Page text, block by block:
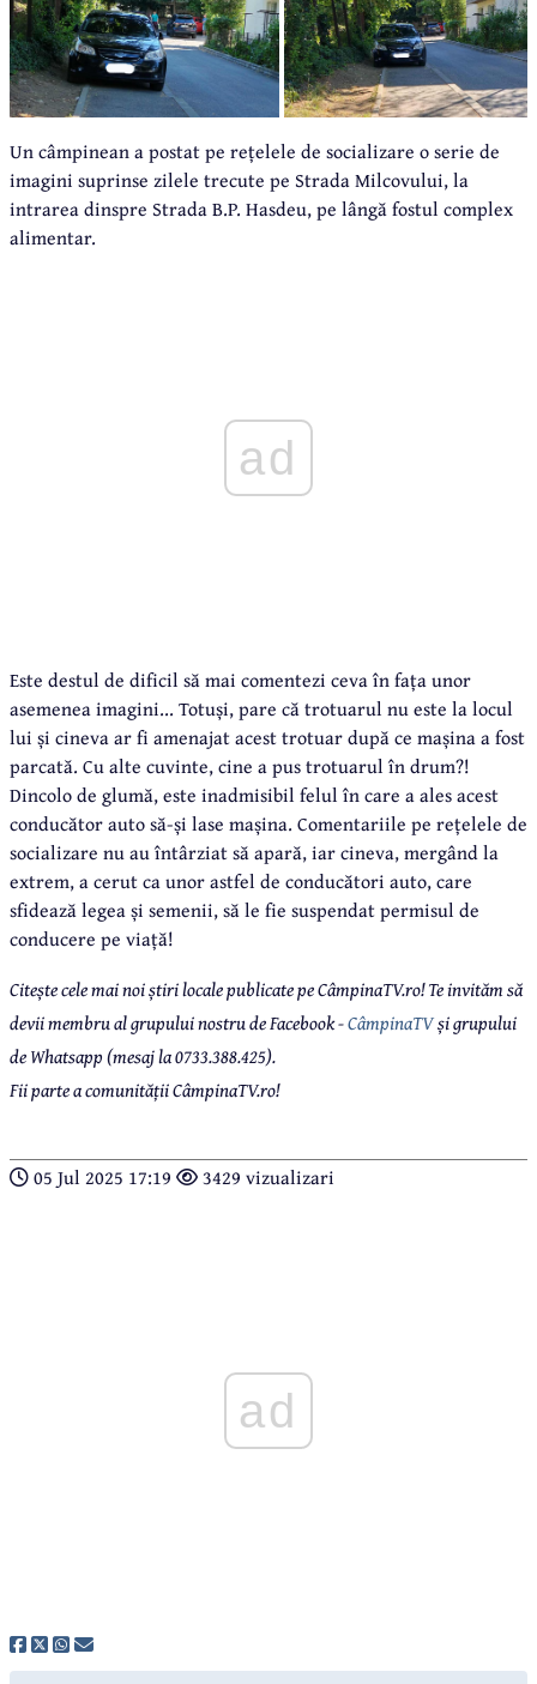
Un câmpinean a postat pe rețelele de socializare o serie de
imagini suprinse zilele trecute pe Strada Milcovului, la
intrarea dinspre Strada B.P. Hasdeu, pe lângă fostul complex
alimentar.
ad
Este destul de dificil să mai comentezi ceva în fața unor
asemenea imagini... Totuși, pare că trotuarul nu este la locul
lui și cineva ar fi amenajat acest trotuar după ce mașina a fost
parcată. Cu alte cuvinte, cine a pus trotuarul în drum?!
Dincolo de glumă, este inadmisibil felul în care a ales acest
conducător auto să-și lase mașina. Comentariile pe rețelele de
socializare nu au întârziat să apară, iar cineva, mergând la
extrem, a cerut ca unor astfel de conducători auto, care
sfidează legea și semenii, să le fie suspendat permisul de
conducere pe viață!
Citește cele mai noi știri locale publicate pe CâmpinaTV.ro! Te invităm să
devii membru al grupului nostru de Facebook -CâmpinaTVși grupului
de Whatsapp (mesaj la 0733.388.425).
Fii parte a comunității CâmpinaTV.ro!
05 Jul 2025 17:19 3429 vizualizari
ad